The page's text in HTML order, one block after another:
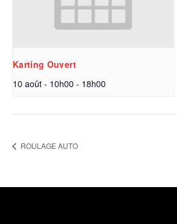
Karting Ouvert
10 août - 10h00- 18h00
ROULAGE AUTO